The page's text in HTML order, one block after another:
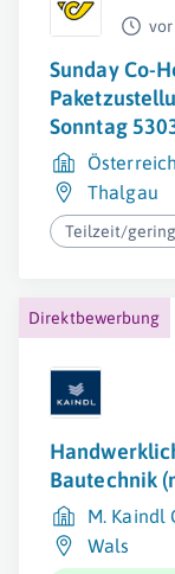
vor
Sunday Co-
Sonntag
Thalgau
Teilzeit/
Direktbewerbung
Bautechnik
M. Kaindl
Wals